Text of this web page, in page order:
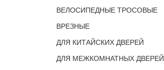
ВЕЛОСИПЕДНЫЕ ТРОСОВЫЕ
ВРЕЗНЫЕ
ДЛЯ КИТАЙСКИХ ДВЕРЕЙ
ДЛЯ МЕЖКОМНАТНЫХ ДВЕРЕЙ